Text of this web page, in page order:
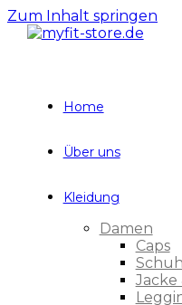
Zum Inhalt springen
Home
Über uns
Kleidung
Damen
Caps
Jacke